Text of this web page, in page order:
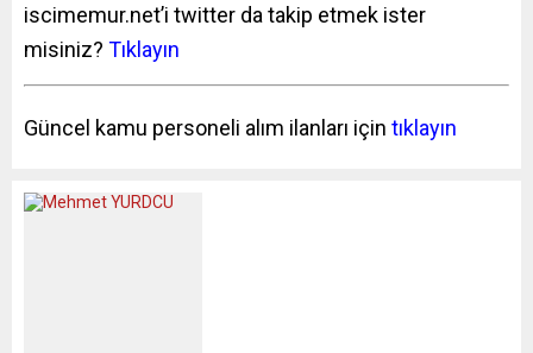
iscimemur.net’i twitter da takip etmek ister
misiniz? Tıklayın
Güncel kamu personeli alım ilanları için tıklayın